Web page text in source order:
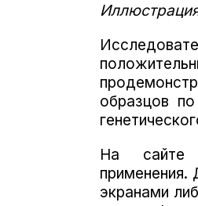
образцов
На сайте
применения.
экранами